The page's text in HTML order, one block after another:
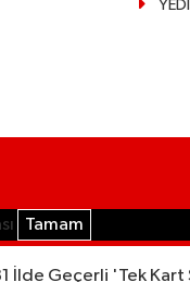
Tamam
İlde Geçerli 'Tek Kart